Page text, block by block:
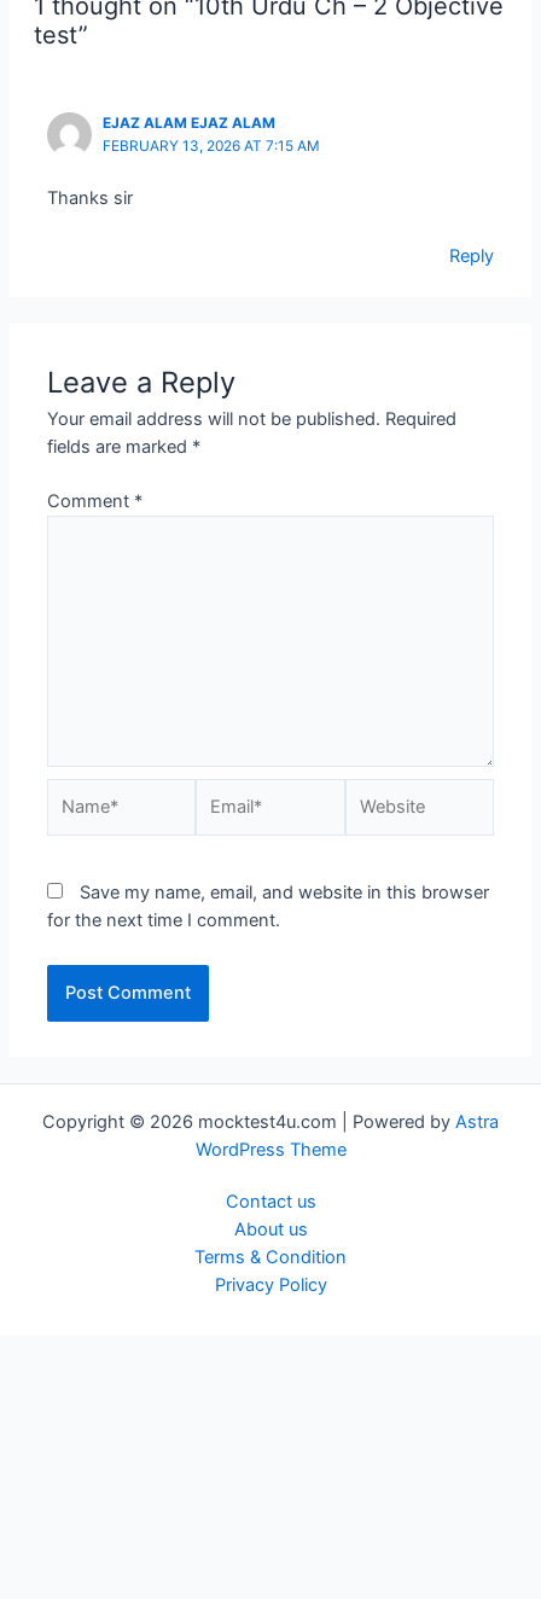
1 thought on “10th Urdu Ch – 2 Objective
test”
EJAZ ALAM EJAZ ALAM
FEBRUARY 13, 2026 AT 7:15 AM
Thanks sir
Reply
Leave a Reply
Your email address will not be published. Required
fields are marked *
Comment *
Save my name, email, and website in this browser
for the next time I comment.
Copyright © 2026 mocktest4u.com | Powered by Astra
WordPress Theme
Contact us
About us
Terms & Condition
Privacy Policy